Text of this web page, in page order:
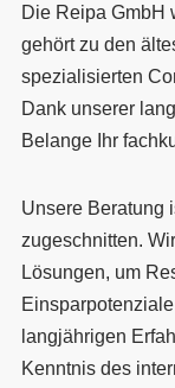
Die Reipa GmbH
gehört zu den
spezialisierten
Dank unserer
Belange Ihr
Unsere Beratung
zugeschnitten.
Lösungen, um
langjährigen
Kenntnis des